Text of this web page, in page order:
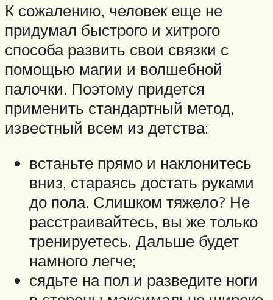
К сожалению, человек еще не
придумал быстрого и хитрого
способа развить свои связки с
помощью магии и волшебной
палочки. Поэтому придется
применить стандартный метод,
известный всем из детства:
встаньте прямо и наклонитесь
вниз, стараясь достать руками
до пола. Слишком тяжело? Не
расстраивайтесь, вы же только
тренируетесь. Дальше будет
намного легче;
сядьте на пол и разведите ноги